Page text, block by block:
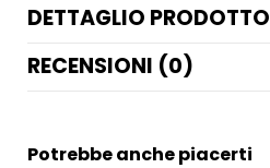
DETTAGLIO PRODOTTO
RECENSIONI (0)
Potrebbe anche piacerti